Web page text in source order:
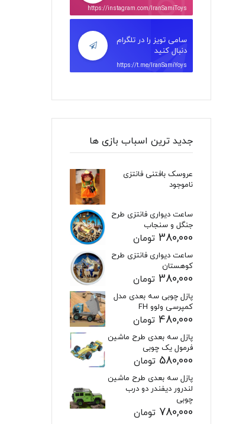
https://instagram.com/IranSamiToys
سامی تویز را در تلگرام
دنبال کنید
https://t.me/IranSamiYoys
جدید ترین اسباب بازی ها
عروسک بافتنی فانتزی
ناموجود
ساعت دیواری فانتزی طرح
جنگل و سنجاب
380,000 تومان
ساعت دیواری فانتزی طرح
کوهستان
380,000 تومان
پازل چوبی سه بعدی مدل
کمپرسی ولوو FH
480,000 تومان
پازل سه بعدی طرح ماشین
فرمول یک چوبی
580,000 تومان
پازل سه بعدی طرح ماشین
لندرور دیفندر دو درب
چوبی
780,000 تومان